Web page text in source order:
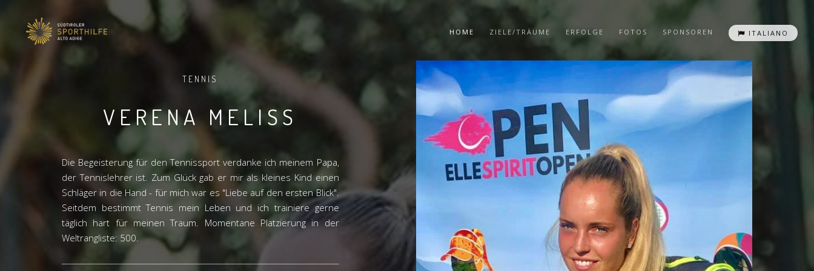
HOME ZIELE/TRÄUME ERFOLGE FOTOS SPONSOREN ITALIANO
TENNIS
VERENA MELISS
Die Begeisterung für den Tennissport verdanke ich meinem Papa,
der Tennislehrer ist. Zum Glück gab er mir als kleines Kind einen
Schläger in die Hand - für mich war es "Liebe auf den ersten Blick".
Seitdem bestimmt Tennis mein Leben und ich trainiere gerne
täglich hart für meinen Traum. Momentane Platzierung in der
Weltrangliste: 500.